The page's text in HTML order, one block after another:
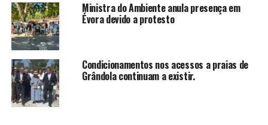
Ministra do Ambiente anula presença em
Évora devido a protesto
Condicionamentos nos acessos a praias de
Grândola continuam a existir.